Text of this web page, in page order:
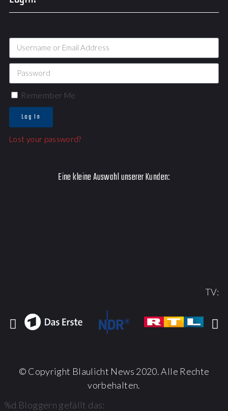
Remember Me
Log In
Lost your password?
Eine kleine Auswahl unserer Kunden:
TV:
© Copyright Blaulicht News 2020. Alle Rechte
vorbehalten.
%d Bloggern gefällt das: